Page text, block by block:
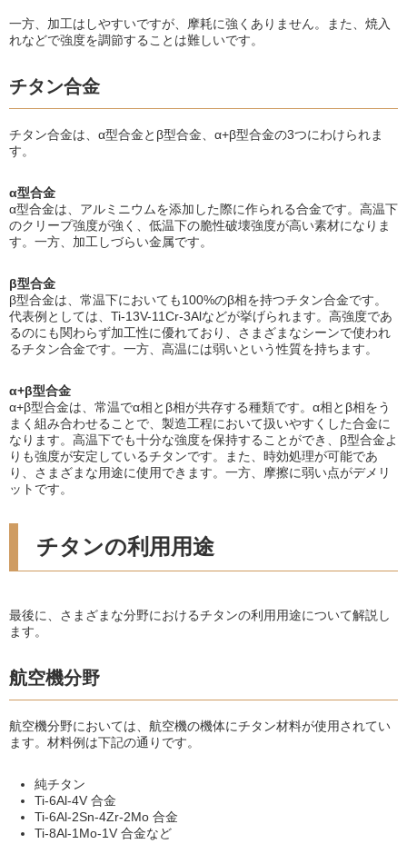
一方、加工はしやすいですが、摩耗に強くありません。また、焼入
れなどで強度を調節することは難しいです。
チタン合金
チタン合金は、α型合金とβ型合金、α+β型合金の3つにわけられま
す。
α型合金
α型合金は、アルミニウムを添加した際に作られる合金です。高温下
のクリープ強度が強く、低温下の脆性破壊強度が高い素材になりま
す。一方、加工しづらい金属です。
β型合金
β型合金は、常温下においても100%のβ相を持つチタン合金です。
代表例としては、Ti-13V-11Cr-3Alなどが挙げられます。高強度であ
るのにも関わらず加工性に優れており、さまざまなシーンで使われ
るチタン合金です。一方、高温には弱いという性質を持ちます。
α+β型合金
α+β型合金は、常温でα相とβ相が共存する種類です。α相とβ相をう
まく組み合わせることで、製造工程において扱いやすくした合金に
なります。高温下でも十分な強度を保持することができ、β型合金よ
りも強度が安定しているチタンです。また、時効処理が可能であ
り、さまざまな用途に使用できます。一方、摩擦に弱い点がデメリ
ットです。
チタンの利用用途
最後に、さまざまな分野におけるチタンの利用用途について解説し
ます。
航空機分野
航空機分野においては、航空機の機体にチタン材料が使用されてい
ます。材料例は下記の通りです。
純チタン
Ti-6Al-4V 合金
Ti-6Al-2Sn-4Zr-2Mo 合金
Ti-8Al-1Mo-1V 合金など